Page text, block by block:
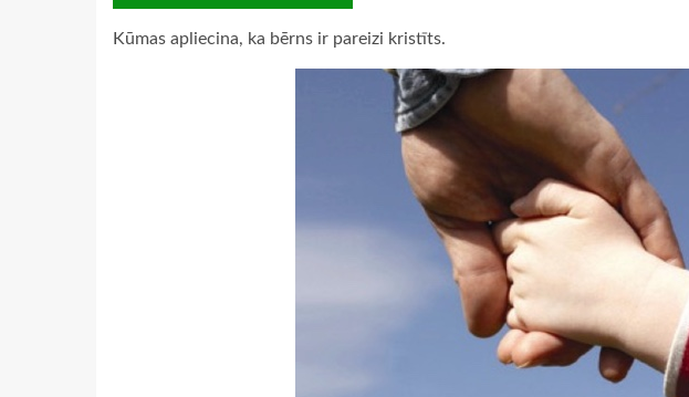
Kūmas apliecina, ka bērns ir pareizi kristīts.